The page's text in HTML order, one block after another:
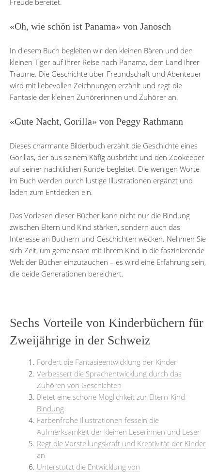
«Oh, wie schön ist Panama» von Janosch
In diesem Buch begleiten wir den kleinen Bären und den
kleinen Tiger auf ihrer Reise nach Panama, dem Land ihrer
Träume. Die Geschichte über Freundschaft und Abenteuer
wird mit liebevollen Zeichnungen erzählt und regt die
Fantasie der kleinen Zuhörerinnen und Zuhörer an.
«Gute Nacht, Gorilla» von Peggy Rathmann
Dieses charmante Bilderbuch erzählt die Geschichte eines
Gorillas, der aus seinem Käfig ausbricht und den Zookeeper
auf seiner nächtlichen Runde begleitet. Die wenigen Worte
im Buch werden durch lustige Illustrationen ergänzt und
laden zum Entdecken ein.
Das Vorlesen dieser Bücher kann nicht nur die Bindung
zwischen Eltern und Kind stärken, sondern auch das
Interesse an Büchern und Geschichten wecken. Nehmen Sie
sich Zeit, um gemeinsam mit Ihrem Kind in die faszinierende
Welt der Bücher einzutauchen – es wird eine Erfahrung sein,
die beide Generationen bereichert.
Sechs Vorteile von Kinderbüchern für
Zweijährige in der Schweiz
Fördert die Fantasieentwicklung der Kinder
Verbessert die Sprachentwicklung durch das
Zuhören von Geschichten
Bietet eine schöne Möglichkeit zur Eltern-Kind-
Bindung
Farbenfrohe Illustrationen fesseln die
Aufmerksamkeit der kleinen Leserinnen und Leser
Regt die Vorstellungskraft und Kreativität der Kinder
an
Unterstützt die Entwicklung von